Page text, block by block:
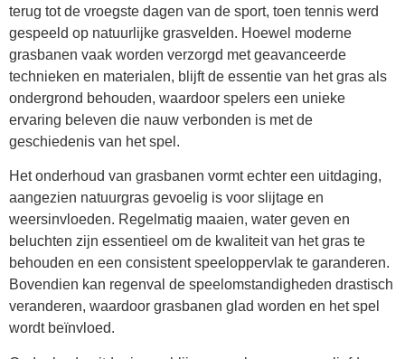
terug tot de vroegste dagen van de sport, toen tennis werd
gespeeld op natuurlijke grasvelden. Hoewel moderne
grasbanen vaak worden verzorgd met geavanceerde
technieken en materialen, blijft de essentie van het gras als
ondergrond behouden, waardoor spelers een unieke
ervaring beleven die nauw verbonden is met de
geschiedenis van het spel.
Het onderhoud van grasbanen vormt echter een uitdaging,
aangezien natuurgras gevoelig is voor slijtage en
weersinvloeden. Regelmatig maaien, water geven en
beluchten zijn essentieel om de kwaliteit van het gras te
behouden en een consistent speeloppervlak te garanderen.
Bovendien kan regenval de speelomstandigheden drastisch
veranderen, waardoor grasbanen glad worden en het spel
wordt beïnvloed.